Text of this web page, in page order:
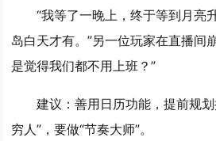
“我等了一晚上，终于等到月亮
岛白天才有。”另一位玩家在直播间
是觉得我们都不用上班？”
建议：善用日历功能，提前规
穷人”，要做“节奏大师”。